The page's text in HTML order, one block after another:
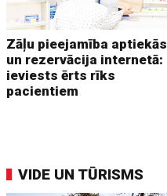
Zāļu pieejamība aptiekās
un rezervācija internetā:
ieviests ērts rīks
pacientiem
VIDE UN TŪRISMS